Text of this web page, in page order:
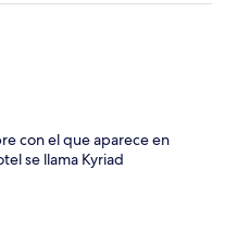
con el que aparece en
se llama Kyriad